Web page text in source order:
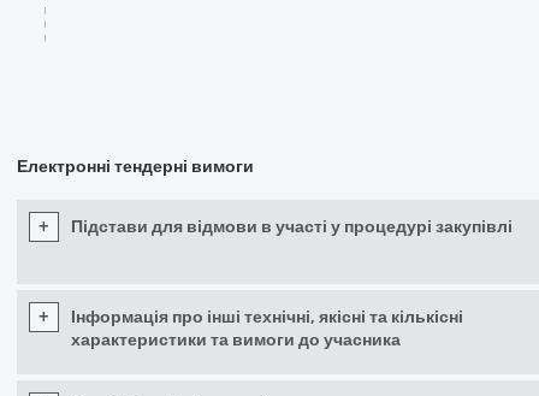
Електронні тендерні вимоги
+ Підстави для відмови в участі у процедурі закупівлі
+
Інформація про інші технічні, якісні та кількісні
характеристики та вимоги до учасника